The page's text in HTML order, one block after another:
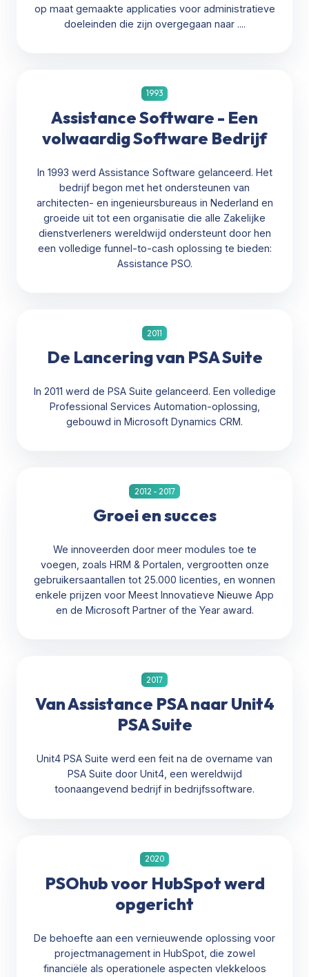
op maat gemaakte applicaties voor administratieve
doeleinden die zijn overgegaan naar ....
1993
Assistance Software - Een
volwaardig Software Bedrijf
In 1993 werd Assistance Software gelanceerd. Het
bedrijf begon met het ondersteunen van
architecten- en ingenieursbureaus in Nederland en
groeide uit tot een organisatie die alle Zakelijke
dienstverleners wereldwijd ondersteunt door hen
een volledige funnel-to-cash oplossing te bieden:
Assistance PSO.
2011
De Lancering van PSA Suite
In 2011 werd de PSA Suite gelanceerd. Een volledige
Professional Services Automation-oplossing,
gebouwd in Microsoft Dynamics CRM.
2012 - 2017
Groei en succes
We innoveerden door meer modules toe te
voegen, zoals HRM & Portalen, vergrootten onze
gebruikersaantallen tot 25.000 licenties, en wonnen
enkele prijzen voor Meest Innovatieve Nieuwe App
en de Microsoft Partner of the Year award.
2017
Van Assistance PSA naar Unit4
PSA Suite
Unit4 PSA Suite werd een feit na de overname van
PSA Suite door Unit4, een wereldwijd
toonaangevend bedrijf in bedrijfssoftware.
2020
PSOhub voor HubSpot werd
opgericht
De behoefte aan een vernieuwende oplossing voor
projectmanagement in HubSpot, die zowel
financiële als operationele aspecten vlekkeloos